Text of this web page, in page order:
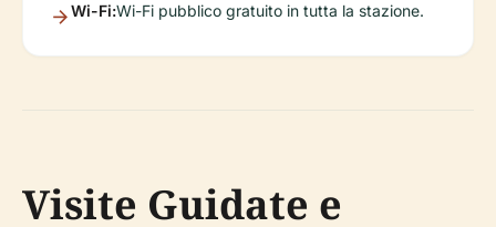
Wi-Fi:Wi-Fi pubblico gratuito in tutta la stazione.
Visite Guidate e